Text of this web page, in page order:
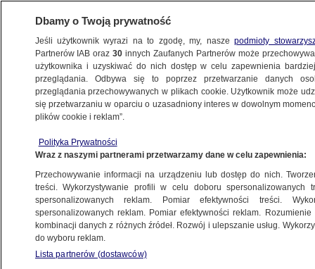
ŚWIAT
28.03.2018, 12:50
Udostępnij
Papież Franciszek powiedział w środę podczas
audiencji generalnej, że mafioso nie może być
chrześcijaninem. Mówił też, że ludzie "zepsuci" i
Dbamy o Twoją prywatność
Jeśli użytkownik wyrazi na to zgodę, my, naszepodmioty
Partnerów IAB oraz30 innych Zaufanych Partnerów może
użytkownika i uzyskiwać do nich dostęp w celu zapewnienia
przeglądania. Odbywa się to poprzez przetwarzanie danych
przeglądania przechowywanych w plikach cookie. Użytkownik może
się przetwarzaniu w oparciu o uzasadniony interes w dowolnym
plików cookie i reklam”.
Polityka Prywatności
Wraz z naszymi partnerami przetwarzamy dane w celu zapewnienia:
Przechowywanie informacji na urządzeniu lub dostęp do nich.
treści. Wykorzystywanie profili w celu doboru spersonalizowanych
spersonalizowanych reklam. Pomiar efektywności treści.
spersonalizowanych reklam. Pomiar efektywności reklam.
kombinacji danych z różnych źródeł. Rozwój i ulepszanie usług.
do wyboru reklam.
Lista partnerów (dostawców)